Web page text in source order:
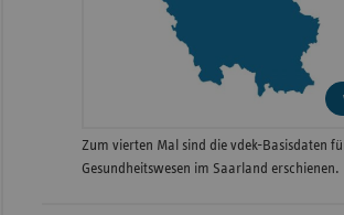
Zum vierten Mal sind die vdek-Basisdaten
Gesundheitswesen im Saarland erschienen.